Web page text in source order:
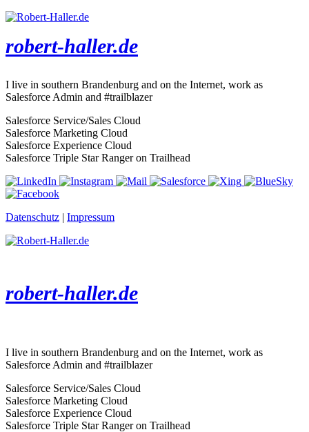
robert-haller.de
I live in southern Brandenburg and on the Internet, work as
Salesforce Admin and #trailblazer
Salesforce Service/Sales Cloud
Salesforce Marketing Cloud
Salesforce Experience Cloud
Salesforce Triple Star Ranger on Trailhead
Datenschutz | Impressum
robert-haller.de
I live in southern Brandenburg and on the Internet, work as
Salesforce Admin and #trailblazer
Salesforce Service/Sales Cloud
Salesforce Marketing Cloud
Salesforce Experience Cloud
Salesforce Triple Star Ranger on Trailhead